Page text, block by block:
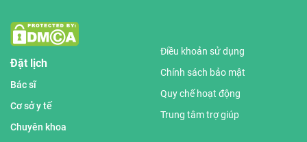
Đặt lịch
Bác sĩ
Cơ sở y tế
Chuyên khoa
Điều khoản sử dụng
Chính sách bảo mật
Quy chế hoạt động
Trung tâm trợ giúp